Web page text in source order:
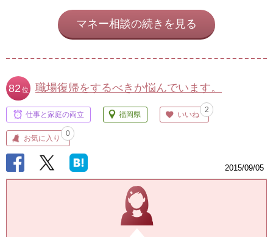
マネー相談の続きを見る
職場復帰をするべきか悩んでいます。
82 位
仕事と家庭の両立 福岡県 いいね
2
お気に入り
0
2015/09/05